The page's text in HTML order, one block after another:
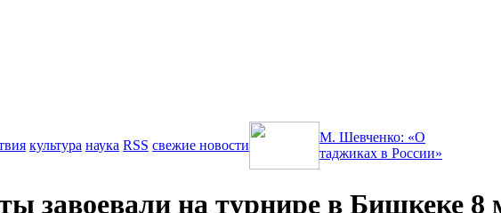
культура наука RSS свежие новости
М. Шевченко: «О
таджиках в России»
завоевали на турнире в Бишкеке 8